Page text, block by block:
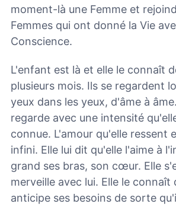
moment-là une Femme et
Femmes qui ont donné la Vie
Conscience.
L'enfant est là et elle le connaît
plusieurs mois. Ils se regardent
yeux dans les yeux, d'âme à
regarde avec une intensité
connue. L'amour qu'elle ressent
infini. Elle lui dit qu'elle l'aime à
grand ses bras, son cœur. Elle
merveille avec lui. Elle le connaît
anticipe ses besoins de sorte